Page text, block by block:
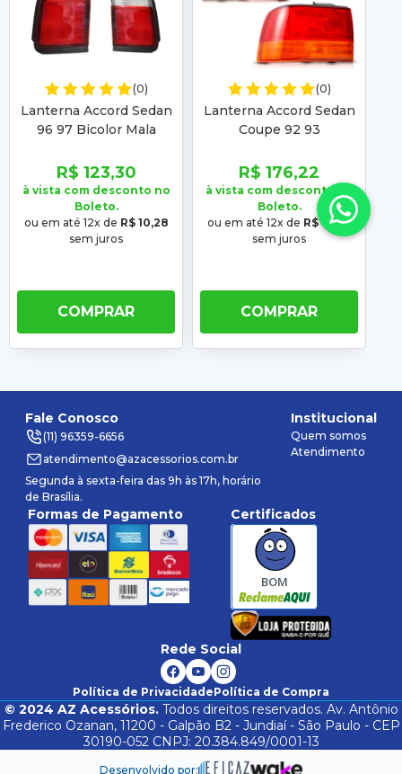
(0)
Lanterna Accord Sedan
96 97 Bicolor Mala
R$ 123,30
à vista com desconto no
Boleto.
ou em até 12x de R$ 10,28
sem juros
COMPRAR
(0)
Lanterna Accord Sedan
Coupe 92 93
R$ 176,22
à vista com desconto no
Boleto.
ou em até 12x de R$ 14,68
sem juros
COMPRAR
Fale Conosco
(11) 96359-6656
atendimento@azacessorios.com.br
Segunda à sexta-feira das 9h às 17h, horário
de Brasília.
Institucional
Quem somos
Atendimento
Formas de Pagamento Certificados
BOM
Rede Social
Política de PrivacidadePolítica de Compra
© 2024 AZ Acessórios.Todos direitos reservados. Av. Antônio
Frederico Ozanan, 11200 - Galpão B2 - Jundiaí - São Paulo - CEP
30190-052 CNPJ: 20.384.849/0001-13
Desenvolvido por: